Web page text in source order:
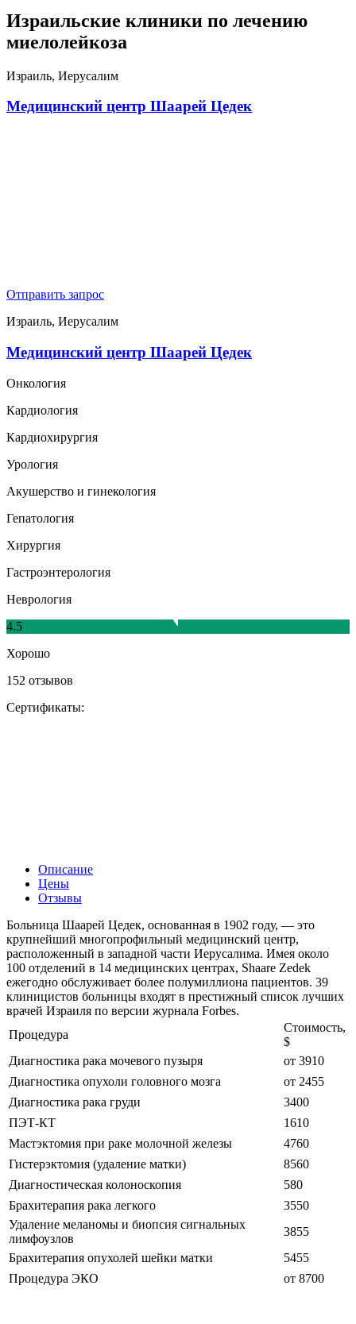
Израильские клиники по лечению
миелолейкоза
Израиль, Иерусалим
Медицинский центр Шаарей Цедек
Отправить запрос
Израиль, Иерусалим
Медицинский центр Шаарей Цедек
Онкология
Кардиология
Кардиохирургия
Урология
Акушерство и гинекология
Гепатология
Хирургия
Гастроэнтерология
Неврология
4.5
Хорошо
152 отзывов
Сертификаты:
Описание
Цены
Отзывы
Больница Шаарей Цедек, основанная в 1902 году, — это
крупнейший многопрофильный медицинский центр,
расположенный в западной части Иерусалима. Имея около
100 отделений в 14 медицинских центрах, Shaare Zedek
ежегодно обслуживает более полумиллиона пациентов. 39
клиницистов больницы входят в престижный список лучших
врачей Израиля по версии журнала Forbes.
Процедура
Стоимость,
$
Диагностика рака мочевого пузыря
от 3910
Диагностика опухоли головного мозга
от 2455
Диагностика рака груди
3400
ПЭТ-КТ
1610
Мастэктомия при раке молочной железы
4760
Гистерэктомия (удаление матки)
8560
Диагностическая колоноскопия
580
Брахитерапия рака легкого
3550
Удаление меланомы и биопсия сигнальных
лимфоузлов
3855
Брахитерапия опухолей шейки матки
5455
Процедура ЭКО
от 8700